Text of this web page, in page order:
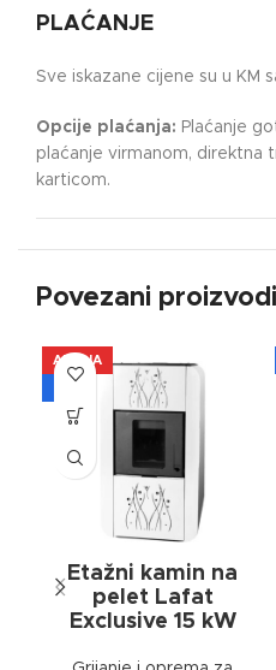
PLAĆANJE
Sve iskazane cijene su u KM
Opcije plaćanja: Plaćanje
plaćanje virmanom, direktna
karticom.
Povezani proizvodi
AKCIJA
Etažni kamin na
pelet Lafat
Exclusive 15 kW